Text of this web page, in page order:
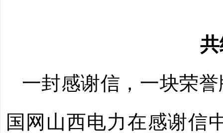
一封感谢信，一块荣
国网山西电力在感谢信